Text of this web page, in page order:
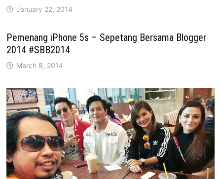
January 22, 2014
Pemenang iPhone 5s – Sepetang Bersama Blogger
2014 #SBB2014
March 8, 2014